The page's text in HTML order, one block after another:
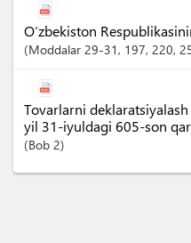
O‘zbekiston
Moddalar 29-31 , 197, 220,
Tovarlarni
yil 31-iyuldagi 605-son
Bob 2